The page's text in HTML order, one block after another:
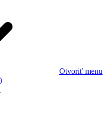
Otvoriť menu